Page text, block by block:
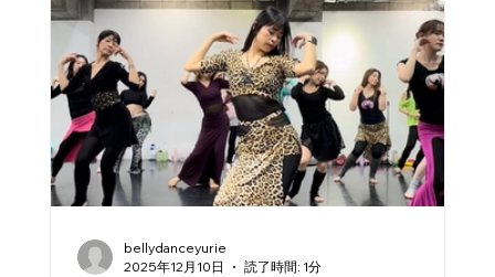
bellydanceyurie
2025年12月10日
読了時間: 1分